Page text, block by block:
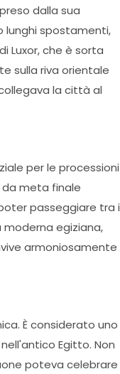
dalla sua
lunghi spostamenti,
Luxor, che è sorta
sulla riva orientale
la città al
per le processioni
da meta finale
passeggiare tra i
egiziana,
armoniosamente
È considerato uno
Egitto. Non
poteva celebrare